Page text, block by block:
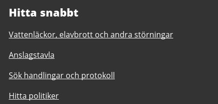
Hitta snabbt
Vattenläckor, elavbrott och andra störningar
Anslagstavla
Sök handlingar och protokoll
Hitta politiker